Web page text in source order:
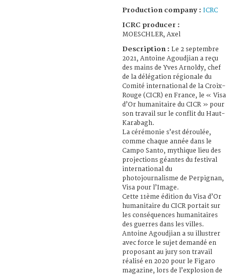
Production company : ICRC
ICRC producer :
MOESCHLER, Axel
Description : Le 2 septembre
2021, Antoine Agoudjian a reçu
des mains de Yves Arnoldy, chef
de la délégation régionale du
Comité international de la Croix-
Rouge (CICR) en France, le « Visa
d’Or humanitaire du CICR » pour
son travail sur le conflit du Haut-
Karabagh.
La cérémonie s’est déroulée,
comme chaque année dans le
Campo Santo, mythique lieu des
projections géantes du festival
international du
photojournalisme de Perpignan,
Visa pour l’Image.
Cette 11ème édition du Visa d’Or
humanitaire du CICR portait sur
les conséquences humanitaires
des guerres dans les villes.
Antoine Agoudjian a su illustrer
avec force le sujet demandé en
proposant au jury son travail
réalisé en 2020 pour le Figaro
magazine, lors de l’explosion de